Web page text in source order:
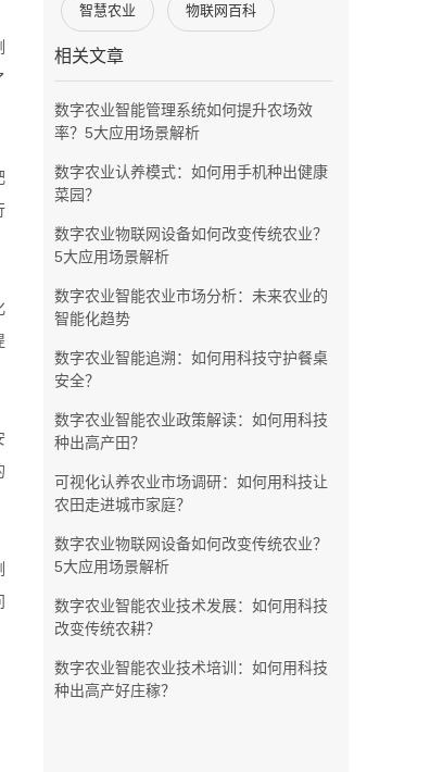
智慧农业 物联网百科
相关文章
数字农业智能管理系统如何提升农场效
率？5大应用场景解析
数字农业认养模式：如何用手机种出健康
菜园？
数字农业物联网设备如何改变传统农业？
5大应用场景解析
数字农业智能农业市场分析：未来农业的
智能化趋势
数字农业智能追溯：如何用科技守护餐桌
安全？
数字农业智能农业政策解读：如何用科技
种出高产田？
可视化认养农业市场调研：如何用科技让
农田走进城市家庭？
数字农业物联网设备如何改变传统农业？
5大应用场景解析
数字农业智能农业技术发展：如何用科技
改变传统农耕？
数字农业智能农业技术培训：如何用科技
种出高产好庄稼？